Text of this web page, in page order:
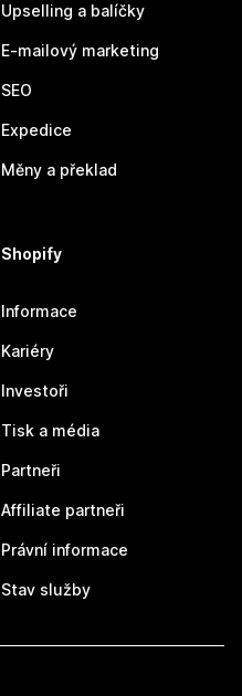
Upselling a balíčky
E-mailový marketing
SEO
Expedice
Měny a překlad
Shopify
Informace
Kariéry
Investoři
Tisk a média
Partneři
Affiliate partneři
Právní informace
Stav služby